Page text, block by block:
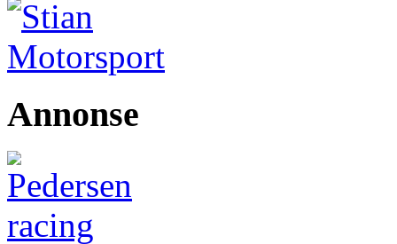
Annonse